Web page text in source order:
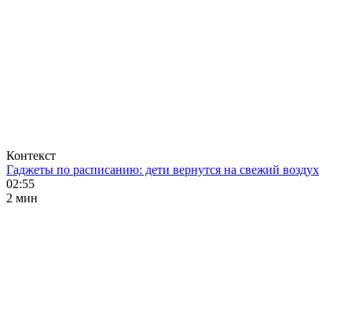
Контекст
Гаджеты по расписанию: дети вернутся на свежий воздух
02:55
2 мин